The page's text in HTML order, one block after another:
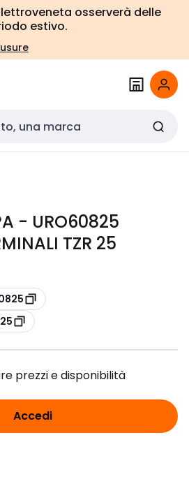
osserverà delle
estivo.
- URO60825
TZR 25
prezzi e disponibilità
Accedi